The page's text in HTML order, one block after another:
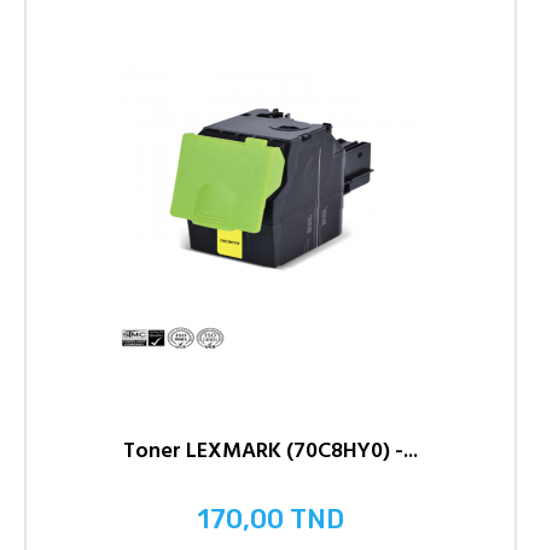
Toner LEXMARK (70C8HY0) -...
Prix
170,00 TND